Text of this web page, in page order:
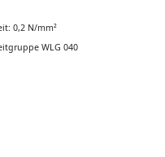
0,2 N/mm²
WLG 040